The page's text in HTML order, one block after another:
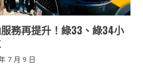
務再提升！綠33、綠34小
7 月 9 日